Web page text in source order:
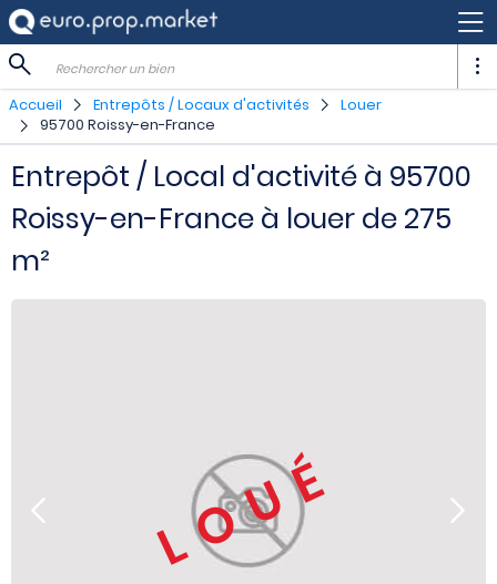
Rechercher un bien
Accueil Entrepôts / Locaux d'activités
Louer
95700 Roissy-en-France
Entrepôt / Local d'activité à 95700
Roissy-en-France à louer de 275
m²
LOUÉ